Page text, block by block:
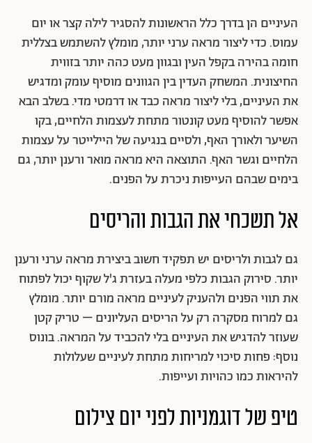
העיניים הן בדרך כלל הראשונות להסגיר לילה קצר או יום
עמוס. כדי ליצור מראה ערני יותר, מומלץ להשתמש בצללית
חומה בהירה בקפל העין ובגוון מעט כהה יותר בזווית
החיצונית. המשחק העדין בין הגוונים מוסיף עומק ומדגיש
את העיניים, בלי ליצור מראה כבד או דרמטי מדי. בשלב הבא
אפשר להוסיף מעט קונטור מתחת לעצמות הלחיים, בקו
השיער ולאורך האף, ולסיים בנגיעה של היילייטר על עצמות
הלחיים וגשר האף. התוצאה היא מראה מואר ורענן יותר, גם
בימים שבהם העייפות ניכרת על הפנים.
אל תשכחי את הגבות והריסים
גם לגבות ולריסים יש תפקיד חשוב ביצירת מראה ערני ורענן
יותר. סירוק הגבות כלפי מעלה בעזרת ג'ל שקוף יכול לפתוח
את תווי הפנים ולהעניק לעיניים מראה מורם יותר. מומלץ
גם למרוח מסקרה רק על הריסים העליונים – טריק קטן
שעוזר להדגיש את העיניים בלי להכביד על המראה. בונוס
נוסף: פחות סיכוי למריחות מתחת לעיניים שעלולות
להיראות כמו כהויות ועייפות.
טיפ של דוגמניות לפני יום צילום